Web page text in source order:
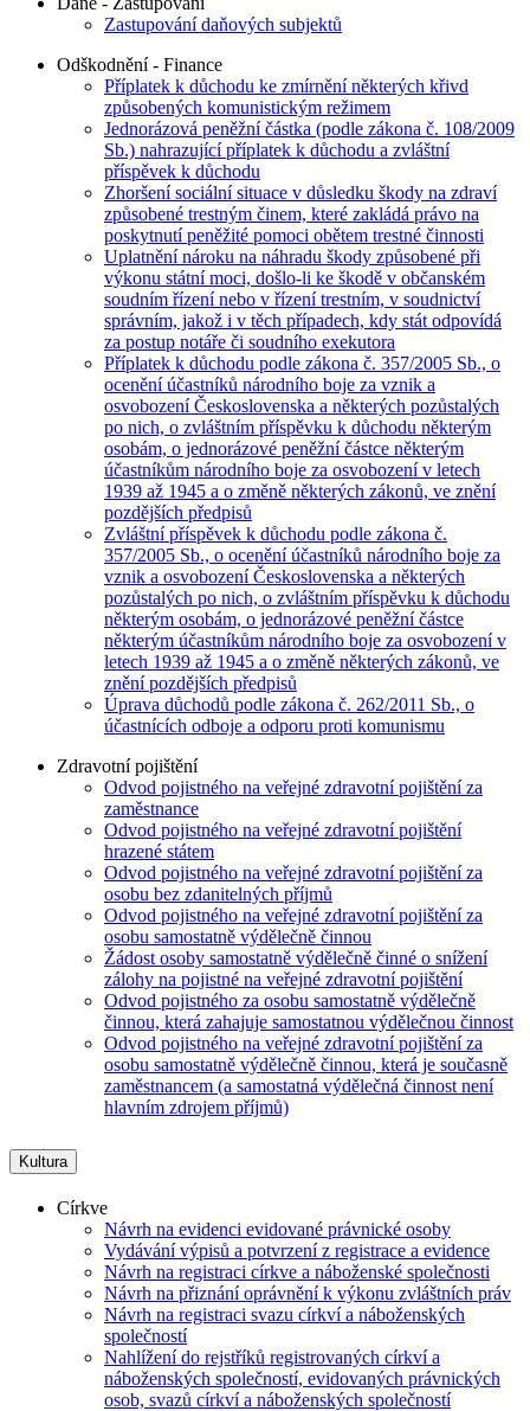
Zastupování daňových subjektů
Odškodnění - Finance
Příplatek k důchodu ke zmírnění některých křivd
způsobených komunistickým režimem
Jednorázová peněžní částka (podle zákona č. 108/2009
Sb.) nahrazující příplatek k důchodu a zvláštní
příspěvek k důchodu
Zhoršení sociální situace v důsledku škody na zdraví
způsobené trestným činem, které zakládá právo na
poskytnutí peněžité pomoci obětem trestné činnosti
Uplatnění nároku na náhradu škody způsobené při
výkonu státní moci, došlo-li ke škodě v občanském
soudním řízení nebo v řízení trestním, v soudnictví
správním, jakož i v těch případech, kdy stát odpovídá
za postup notáře či soudního exekutora
Příplatek k důchodu podle zákona č. 357/2005 Sb., o
ocenění účastníků národního boje za vznik a
osvobození Československa a některých pozůstalých
po nich, o zvláštním příspěvku k důchodu některým
osobám, o jednorázové peněžní částce některým
účastníkům národního boje za osvobození v letech
1939 až 1945 a o změně některých zákonů, ve znění
pozdějších předpisů
Zvláštní příspěvek k důchodu podle zákona č.
357/2005 Sb., o ocenění účastníků národního boje za
vznik a osvobození Československa a některých
pozůstalých po nich, o zvláštním příspěvku k důchodu
některým osobám, o jednorázové peněžní částce
některým účastníkům národního boje za osvobození v
letech 1939 až 1945 a o změně některých zákonů, ve
znění pozdějších předpisů
Úprava důchodů podle zákona č. 262/2011 Sb., o
účastnících odboje a odporu proti komunismu
Zdravotní pojištění
Odvod pojistného na veřejné zdravotní pojištění za
zaměstnance
Odvod pojistného na veřejné zdravotní pojištění
hrazené státem
Odvod pojistného na veřejné zdravotní pojištění za
osobu bez zdanitelných příjmů
Odvod pojistného na veřejné zdravotní pojištění za
osobu samostatně výdělečně činnou
Žádost osoby samostatně výdělečně činné o snížení
zálohy na pojistné na veřejné zdravotní pojištění
Odvod pojistného za osobu samostatně výdělečně
činnou, která zahajuje samostatnou výdělečnou činnost
Odvod pojistného na veřejné zdravotní pojištění za
osobu samostatně výdělečně činnou, která je současně
zaměstnancem (a samostatná výdělečná činnost není
hlavním zdrojem příjmů)
Kultura
Církve
Návrh na evidenci evidované právnické osoby
Vydávání výpisů a potvrzení z registrace a evidence
Návrh na registraci církve a náboženské společnosti
Návrh na přiznání oprávnění k výkonu zvláštních práv
Návrh na registraci svazu církví a náboženských
společností
Nahlížení do rejstříků registrovaných církví a
náboženských společností, evidovaných právnických
osob, svazů církví a náboženských společností